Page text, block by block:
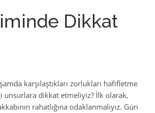
Dikkat
karşılaştıkları zorlukları hafifletme
unsurlara dikkat etmeliyiz? İlk olarak,
rahatlığına odaklanmalıyız. Gün